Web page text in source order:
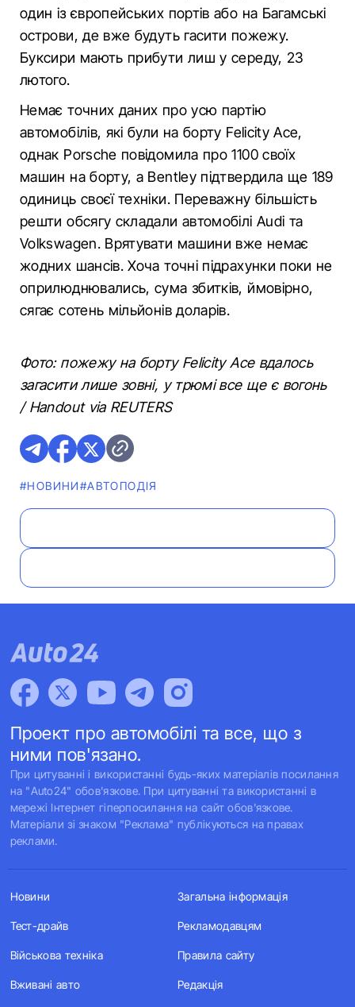
один із європейських портів або на Багамські
острови, де вже будуть гасити пожежу.
Буксири мають прибути лиш у середу, 23
лютого.
Немає точних даних про усю партію
автомобілів, які були на борту Felicity Ace,
однак Porsche повідомила про 1100 своїх
машин на борту, а Bentley підтвердила ще 189
одиниць своєї техніки. Переважну більшість
решти обсягу складали автомобілі Audi та
Volkswagen. Врятувати машини вже немає
жодних шансів. Хоча точні підрахунки поки не
оприлюднювались, сума збитків, ймовірно,
сягає сотень мільйонів доларів.
Фото: пожежу на борту Felicity Ace вдалось
загасити лише зовні, у трюмі все ще є вогонь
/ Handout via REUTERS
#НОВИНИ#АВТОПОДІЯ
Проект про автомобілі та все, що з
ними пов'язано.
При цитуванні і використанні будь-яких матеріалів посилання
на "Auto24" обов'язкове. При цитуванні та використанні в
мережі Інтернет гіперпосилання на сайт обов'язкове.
Матеріали зі знаком "Реклама" публікуються на правах
реклами.
Новини
Тест-драйв
Військова техніка
Вживані авто
Загальна інформація
Рекламодавцям
Правила сайту
Редакція